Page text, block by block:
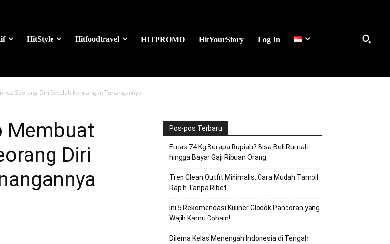
HitStyle Hitfoodtravel HITPROMO HitYourStory Log In
Seorang Diri Setelah Kehilangan Tunangannya
Membuat
Diri
Pos-pos Terbaru
Emas 74 Kg Berapa Rupiah? Bisa Beli Rumah
hingga Bayar Gaji Ribuan Orang
Tren Clean Outfit Minimalis: Cara Mudah Tampil
Rapih Tanpa Ribet
Ini 5 Rekomendasi Kuliner Glodok Pancoran yang
Wajib Kamu Cobain!
Dilema Kelas Menengah Indonesia di Tengah